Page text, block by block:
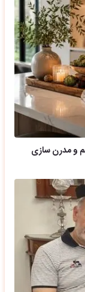
و مدرن سازی